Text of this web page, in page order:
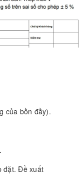
của bồn đầy).
đặt. Đề xuất